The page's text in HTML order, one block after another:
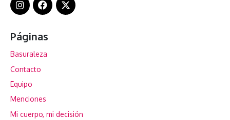
Páginas
Basuraleza
Contacto
Equipo
Menciones
Mi cuerpo, mi decisión